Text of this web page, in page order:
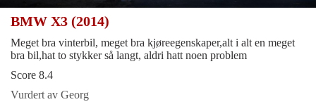
BMW X3 (2014)
Meget bra vinterbil, meget bra kjøreegenskaper,alt i alt en meget
bra bil,hat to stykker så langt, aldri hatt noen problem
Score 8.4
Vurdert av Georg